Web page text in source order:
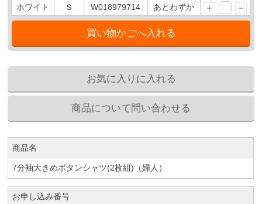
ホワイト
Ｓ W018979714 あとわずか
商品名
7分袖大きめボタンシャツ(2枚組)（婦人）
お申し込み番号